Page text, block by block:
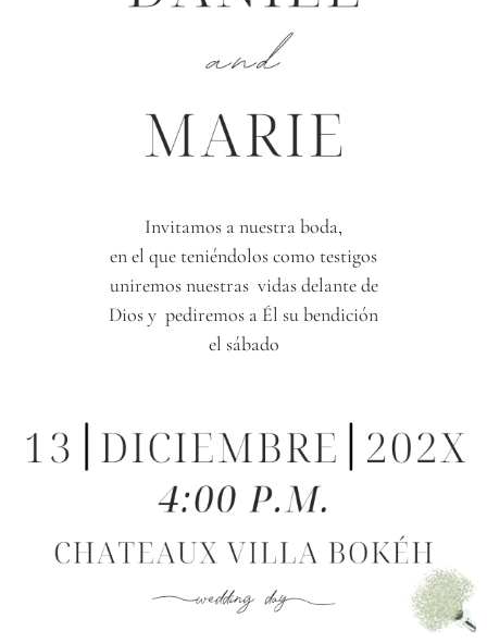
Invitamos a nuestra boda,
en el que teniéndolos como testigos
uniremos nuestras vidas delante de
Dios y pediremos a Él su bendición
el sábado